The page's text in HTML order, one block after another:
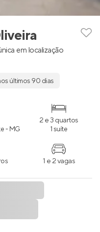
em localização
últimos 90 dias
- MG
2 e 3 quartos
1 suíte
1 e 2 vagas